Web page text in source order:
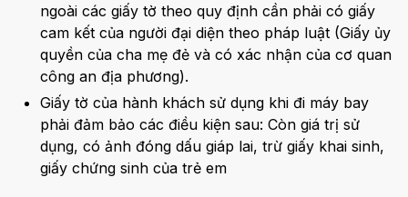
ngoài các giấy tờ theo quy định cần phải có giấy
cam kết của người đại diện theo pháp luật (Giấy ủy
quyền của cha mẹ đẻ và có xác nhận của cơ quan
công an địa phương).
Giấy tờ của hành khách sử dụng khi đi máy bay
phải đảm bảo các điều kiện sau: Còn giá trị sử
dụng, có ảnh đóng dấu giáp lai, trừ giấy khai sinh,
giấy chứng sinh của trẻ em